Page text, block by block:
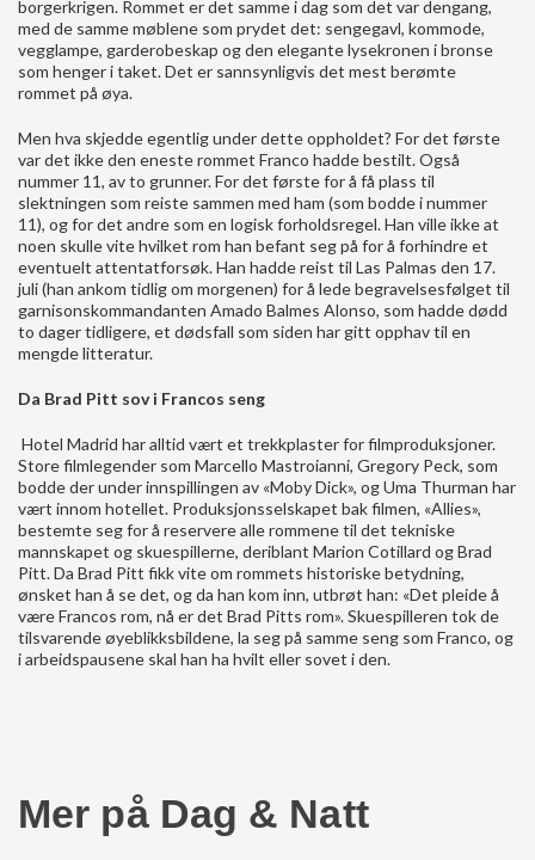
borgerkrigen. Rommet er det samme i dag som det var dengang,
med de samme møblene som prydet det: sengegavl, kommode,
vegglampe, garderobeskap og den elegante lysekronen i bronse
som henger i taket. Det er sannsynligvis det mest berømte
rommet på øya.
Men hva skjedde egentlig under dette oppholdet? For det første
var det ikke den eneste rommet Franco hadde bestilt. Også
nummer 11, av to grunner. For det første for å få plass til
slektningen som reiste sammen med ham (som bodde i nummer
11), og for det andre som en logisk forholdsregel. Han ville ikke at
noen skulle vite hvilket rom han befant seg på for å forhindre et
eventuelt attentatforsøk. Han hadde reist til Las Palmas den 17.
juli (han ankom tidlig om morgenen) for å lede begravelsesfølget til
garnisonskommandanten Amado Balmes Alonso, som hadde dødd
to dager tidligere, et dødsfall som siden har gitt opphav til en
mengde litteratur.
Da Brad Pitt sov i Francos seng
Hotel Madrid har alltid vært et trekkplaster for filmproduksjoner.
Store filmlegender som Marcello Mastroianni, Gregory Peck, som
bodde der under innspillingen av «Moby Dick», og Uma Thurman har
vært innom hotellet. Produksjonsselskapet bak filmen, «Allies»,
bestemte seg for å reservere alle rommene til det tekniske
mannskapet og skuespillerne, deriblant Marion Cotillard og Brad
Pitt. Da Brad Pitt fikk vite om rommets historiske betydning,
ønsket han å se det, og da han kom inn, utbrøt han: «Det pleide å
være Francos rom, nå er det Brad Pitts rom». Skuespilleren tok de
tilsvarende øyeblikksbildene, la seg på samme seng som Franco, og
i arbeidspausene skal han ha hvilt eller sovet i den.
Mer på Dag & Natt